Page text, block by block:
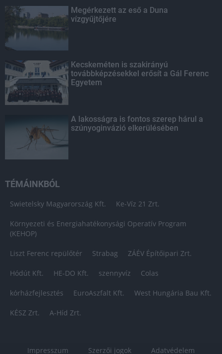
Megérkezett az eső a Duna
vízgyűjtőjére
Kecskeméten is szakirányú
továbbképzésekkel erősít a Gál Ferenc
Egyetem
A lakosságra is fontos szerep hárul a
szúnyoginvázió elkerülésében
TÉMÁINKBÓL
Swietelsky Magyarország Kft. Ke-Víz 21 Zrt.
Környezeti és Energiahatékonysági Operatív Program
(KEHOP)
Liszt Ferenc repülőtér Strabag ZÁÉV Építőipari Zrt.
Hódút Kft. HE-DO Kft. szennyvíz Colas
kórházfejlesztés EuroAszfalt Kft. West Hungária Bau Kft.
KÉSZ Zrt. A-Híd Zrt.
Impresszum Szerzői jogok Adatvédelem